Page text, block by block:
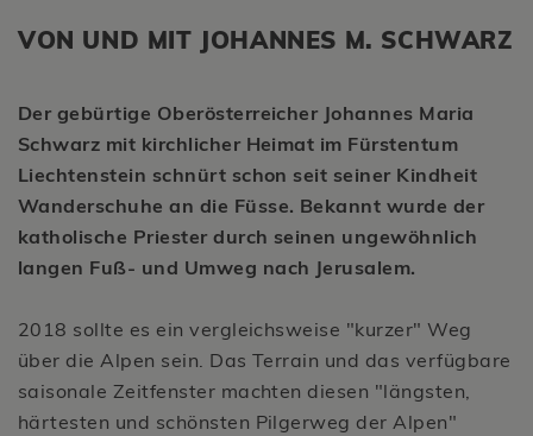
VON UND MIT JOHANNES M. SCHWARZ
Der gebürtige Oberösterreicher Johannes Maria
Schwarz mit kirchlicher Heimat im Fürstentum
Liechtenstein schnürt schon seit seiner Kindheit
Wanderschuhe an die Füsse. Bekannt wurde der
katholische Priester durch seinen ungewöhnlich
langen Fuß- und Umweg nach Jerusalem.
2018 sollte es ein vergleichsweise "kurzer" Weg
über die Alpen sein. Das Terrain und das verfügbare
saisonale Zeitfenster machten diesen "längsten,
härtesten und schönsten Pilgerweg der Alpen"